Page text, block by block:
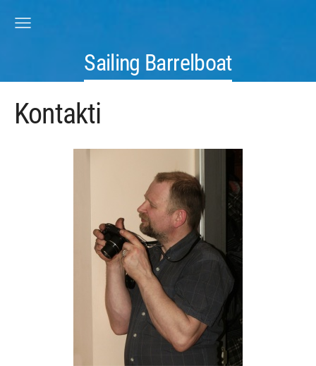
Sailing Barrelboat
Kontakti